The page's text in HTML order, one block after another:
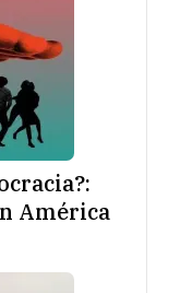
América